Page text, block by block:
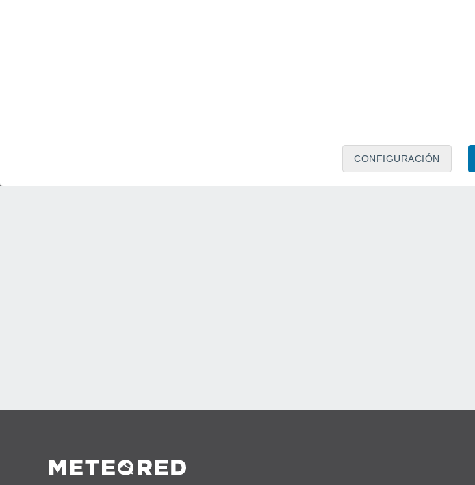
CONFIGURACIÓN